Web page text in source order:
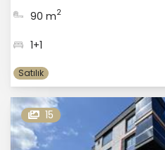
90 m2
1+1
Satılık
15